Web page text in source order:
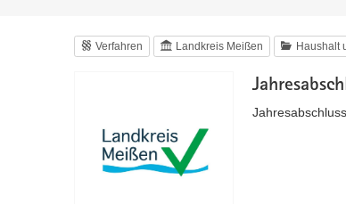
Verfahren Landkreis Meißen Haushalt